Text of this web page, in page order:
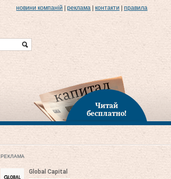
новини компаній реклама контакти правила
Читай
бесплатно!
РЕКЛАМА